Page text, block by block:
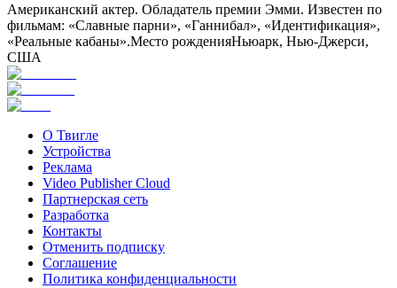
Американский актер. Обладатель премии Эмми. Известен по
фильмам: «Славные парни», «Ганнибал», «Идентификация»,
«Реальные кабаны».Место рожденияНьюарк, Нью-Джерси,
США
О Твигле
Устройства
Реклама
Video Publisher Cloud
Партнерская сеть
Разработка
Контакты
Отменить подписку
Соглашение
Политика конфиденциальности